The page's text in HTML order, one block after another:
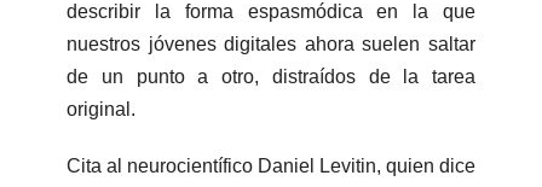
describir la forma espasmódica en la que
nuestros jóvenes digitales ahora suelen saltar
de un punto a otro, distraídos de la tarea
original.
Cita al neurocientífico Daniel Levitin, quien dice